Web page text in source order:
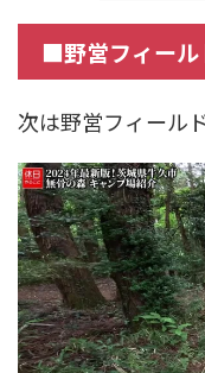
■野営フィール
次は野営フィール